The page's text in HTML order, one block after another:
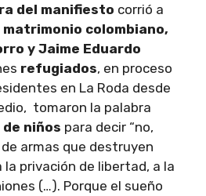
del manifiesto corrió a
matrimonio colombiano,
y Jaime Eduardo
refugiados, en proceso
en La Roda desde
tomaron la palabra
niños para decir “no,
armas que destruyen
privación de libertad, a la
(…). Porque el sueño